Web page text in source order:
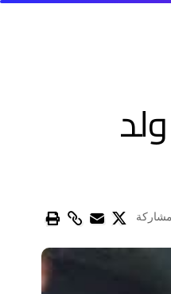
مشاركة